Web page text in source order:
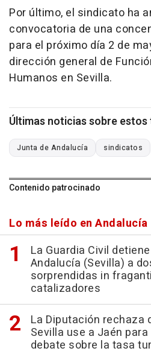
Por último, el sindicato ha
convocatoria de una
para el próximo día 2 de
dirección general de
Humanos en Sevilla.
Últimas noticias sobre estos
Junta de Andalucía sindicatos
Contenido patrocinado
Lo más leído en Andalucía
La Guardia Civil
Andalucía (Sevilla) a
sorprendidas in
catalizadores
La Diputación rechaza
Sevilla use a Jaén
debate sobre la tasa